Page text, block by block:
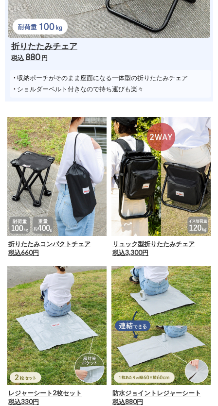
折りたたみチェア
税込 880円
収納ポーチがそのまま座面になる一体型の折りたたみチェア
ショルダーベルト付きなので持ち運びも楽々
折りたたみコンパクトチェア
税込660円
リュック型折りたたみチェア
税込3,300円
レジャーシート2枚セット
税込330円
防水ジョイントレジャーシート
税込880円